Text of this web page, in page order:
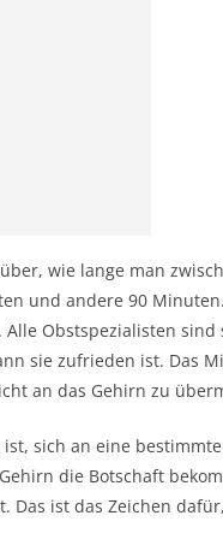
wie lange man
und andere 90
Obstspezialisten
sie zufrieden ist. Das
an das Gehirn zu
sich an eine
die Botschaft
Das ist das Zeichen